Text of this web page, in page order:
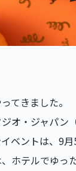
てきました。
オ・ジャパン
ベントは、9
ホテルでゆっ